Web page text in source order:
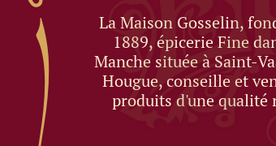
La Maison Gosselin,
1889, épicerie Fine
Manche située à Saint-
Hougue, conseille et
produits d'une qualité